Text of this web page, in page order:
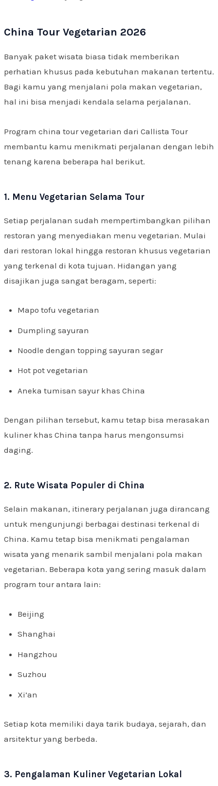
China Tour Vegetarian 2026
Banyak paket wisata biasa tidak memberikan
perhatian khusus pada kebutuhan makanan tertentu.
Bagi kamu yang menjalani pola makan vegetarian,
hal ini bisa menjadi kendala selama perjalanan.
Program china tour vegetarian dari Callista Tour
membantu kamu menikmati perjalanan dengan lebih
tenang karena beberapa hal berikut.
1. Menu Vegetarian Selama Tour
Setiap perjalanan sudah mempertimbangkan pilihan
restoran yang menyediakan menu vegetarian. Mulai
dari restoran lokal hingga restoran khusus vegetarian
yang terkenal di kota tujuan. Hidangan yang
disajikan juga sangat beragam, seperti:
Mapo tofu vegetarian
Dumpling sayuran
Noodle dengan topping sayuran segar
Hot pot vegetarian
Aneka tumisan sayur khas China
Dengan pilihan tersebut, kamu tetap bisa merasakan
kuliner khas China tanpa harus mengonsumsi
daging.
2. Rute Wisata Populer di China
Selain makanan, itinerary perjalanan juga dirancang
untuk mengunjungi berbagai destinasi terkenal di
China. Kamu tetap bisa menikmati pengalaman
wisata yang menarik sambil menjalani pola makan
vegetarian. Beberapa kota yang sering masuk dalam
program tour antara lain:
Beijing
Shanghai
Hangzhou
Suzhou
Xi’an
Setiap kota memiliki daya tarik budaya, sejarah, dan
arsitektur yang berbeda.
3. Pengalaman Kuliner Vegetarian Lokal